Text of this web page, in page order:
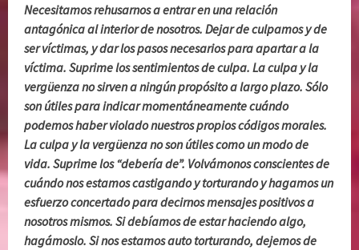
Necesitamos rehusarnos a entrar en una relación
antagónica al interior de nosotros. Dejar de culpamos y de
ser víctimas, y dar los pasos necesarios para apartar a la
víctima. Suprime los sentimientos de culpa. La culpa y la
vergüenza no sirven a ningún propósito a largo plazo. Sólo
son útiles para indicar momentáneamente cuándo
podemos haber violado nuestros propios códigos morales.
La culpa y la vergüenza no son útiles como un modo de
vida. Suprime los “debería de”. Volvámonos conscientes de
cuándo nos estamos castigando y torturando y hagamos un
esfuerzo concertado para decirnos mensajes positivos a
nosotros mismos. Si debíamos de estar haciendo algo,
hagámoslo. Si nos estamos auto torturando, dejemos de